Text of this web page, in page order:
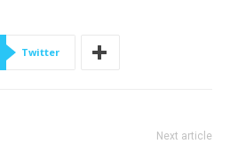
Twitter
Next article